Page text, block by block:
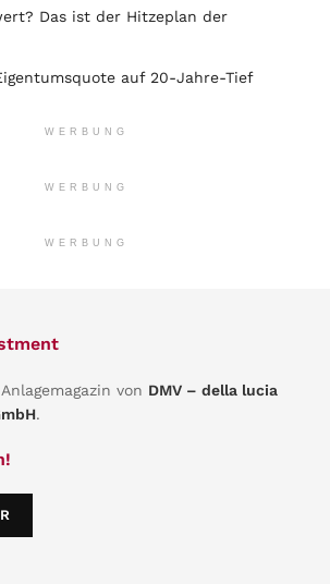
Das ist der Hitzeplan der
auf 20-Jahre-Tief
WERBUNG
WERBUNG
WERBUNG
von DMV – della lucia
.